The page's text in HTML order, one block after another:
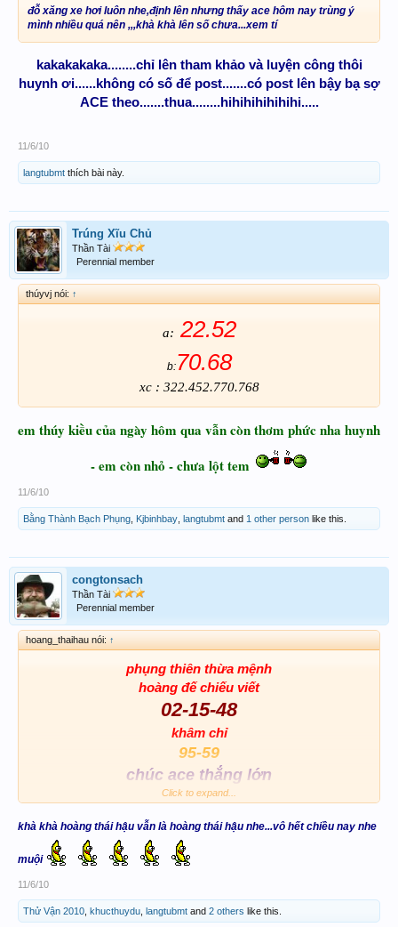
đỗ xăng xe hơi luôn nhe,định lên nhưng thấy ace hôm nay trùng ý
mình nhiều quá nên ,,,khà khà lên số chưa...xem tí
kakakakaka........chỉ lên tham khảo và luyện công thôi
huynh ơi......không có số để post.......có post lên bậy bạ sợ
ACE theo.......thua........hihihihihihihi.....
11/6/10
langtubmt thích bài này.
Trúng Xĩu Chủ
Thần Tài
Perennial member
thúyvj nói: ↑
a: 22.52
b:70.68
xc : 322.452.770.768
em thúy kiều của ngày hôm qua vẫn còn thơm phức nha huynh
- em còn nhỏ - chưa lột tem
11/6/10
Bằng Thành Bạch Phụng Kjbinhbay langtubmt and 1 other person like this.
congtonsach
Thần Tài
Perennial member
hoang_thaihau nói: ↑
phụng thiên thừa mệnh
hoàng đế chiếu viết
02-15-48
khâm chỉ
95-59
chúc ace thắng lớn
Click to expand...
khà khà hoàng thái hậu vẫn là hoàng thái hậu nhe...vô hết chiều nay nhe
muội
11/6/10
Thử Vận 2010 khucthuydu langtubmt and 2 others like this.